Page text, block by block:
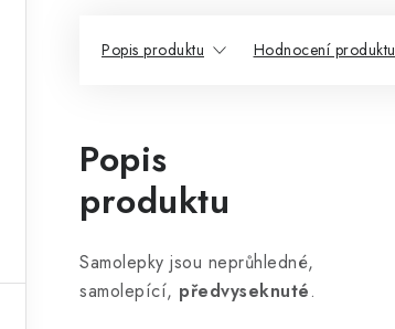
Popis produktu Hodnocení produktu
Popis
produktu
Samolepky jsou neprůhledné,
samolepící, předvyseknuté.